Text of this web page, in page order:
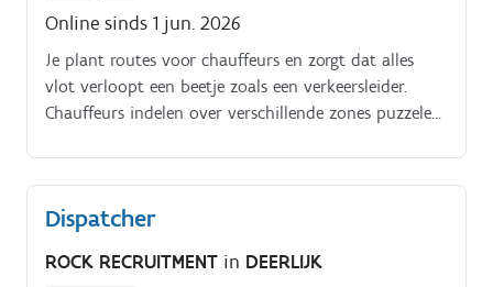
omgeving Administratief verwerken van
transportgegevens in de interne systemen
Online sinds 1 jun. 2026
Je plant routes voor chauffeurs en zorgt dat alles
vlot verloopt een beetje zoals een verkeersleider.
Chauffeurs indelen over verschillende zones puzzelen
Dispatcher
ROCK RECRUITMENT in DEERLIJK